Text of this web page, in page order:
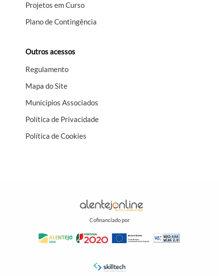
Projetos em Curso
Plano de Contingência
Outros acessos
Regulamento
Mapa do Site
Municípios Associados
Política de Privacidade
Política de Cookies
Cofinanciado por